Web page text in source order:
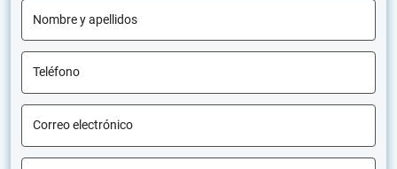
Nombre y apellidos
Teléfono
Correo electrónico